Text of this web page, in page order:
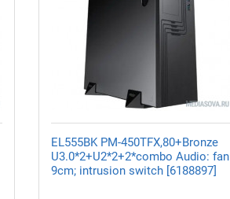
EL555BK PM-450TFX,80+Bronze
U3.0*2+U2*2+2*combo Audio: fan
9cm; intrusion switch [6188897]